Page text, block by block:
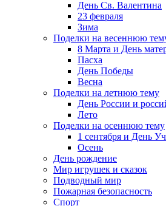
День Св. Валентина
23 февраля
Зима
Поделки на весеннюю
8 Марта и День
Пасха
День Победы
Весна
Поделки на летнюю тему
День России и
Лето
Поделки на осеннюю тему
1 сентября и День
Осень
День рождение
Мир игрушек и сказок
Подводный мир
Пожарная безопасность
Спорт